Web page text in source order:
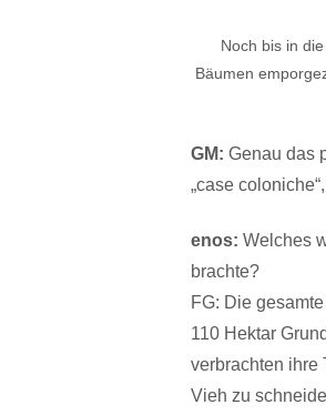
Noch bis in
Bäumen
GM: Genau das
„case
enos: Welches
brachte?
FG: Die
110 Hektar
verbrachten ihre
Vieh zu